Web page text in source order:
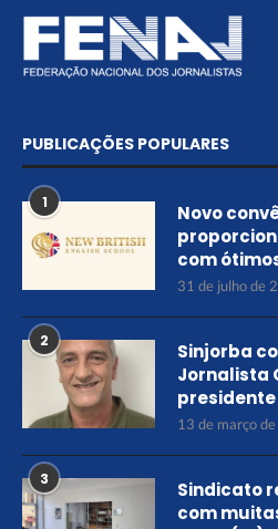
PUBLICAÇÕES POPULARES
1
Novo
com
31 de julho de
2
Sinjorba
Jornalista
presidente
13 de março
3
Sindicato
com